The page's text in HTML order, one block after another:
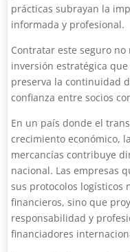
prácticas subrayan la
informada y profesional.
Contratar este seguro
inversión estratégica
preserva la continuidad
confianza entre socios
En un país donde el
crecimiento económico,
mercancías contribuye
nacional. Las empresas
sus protocolos logísticos
financieros, sino que
responsabilidad y
financiadores